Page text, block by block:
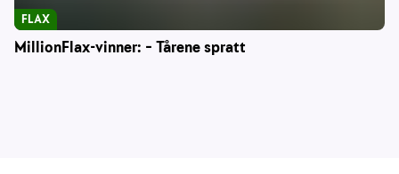
MillionFlax-vinner: – Tårene spratt
FLAX